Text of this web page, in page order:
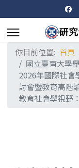
你目前位置: 首頁
國立臺南大學
2026年國際社會
討會暨教育高階
教育社會學視野